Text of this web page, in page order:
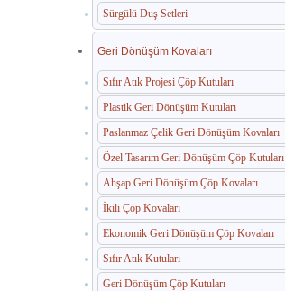
Sürgülü Duş Setleri
Geri Dönüşüm Kovaları
Sıfır Atık Projesi Çöp Kutuları
Plastik Geri Dönüşüm Kutuları
Paslanmaz Çelik Geri Dönüşüm Kovaları
Özel Tasarım Geri Dönüşüm Çöp Kutuları
Ahşap Geri Dönüşüm Çöp Kovaları
İkili Çöp Kovaları
Ekonomik Geri Dönüşüm Çöp Kovaları
Sıfır Atık Kutuları
Geri Dönüşüm Çöp Kutuları